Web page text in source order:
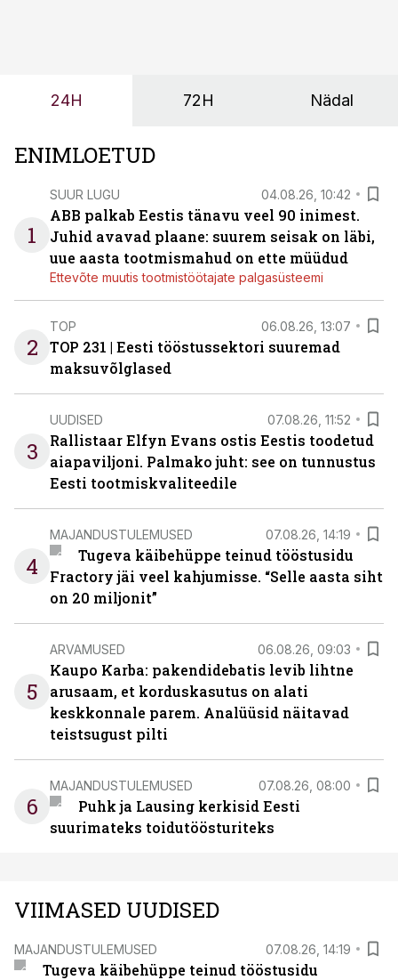
24H 72H Nädal
ENIMLOETUD
1
SUUR LUGU 04.08.26, 10:42
ABB palkab Eestis tänavu veel 90 inimest.
Juhid avavad plaane: suurem seisak on läbi,
uue aasta tootmismahud on ette müüdud
Ettevõte muutis tootmistöötajate palgasüsteemi
2
TOP 06.08.26, 13:07
TOP 231 | Eesti tööstussektori suuremad
maksuvõlglased
3
UUDISED 07.08.26, 11:52
Rallistaar Elfyn Evans ostis Eestis toodetud
aiapaviljoni. Palmako juht: see on tunnustus
Eesti tootmiskvaliteedile
4
MAJANDUSTULEMUSED 07.08.26, 14:19
Tugeva käibehüppe teinud tööstusidu
Fractory jäi veel kahjumisse. “Selle aasta siht
on 20 miljonit”
5
ARVAMUSED 06.08.26, 09:03
Kaupo Karba: pakendidebatis levib lihtne
arusaam, et korduskasutus on alati
keskkonnale parem. Analüüsid näitavad
teistsugust pilti
6
MAJANDUSTULEMUSED 07.08.26, 08:00
Puhk ja Lausing kerkisid Eesti
suurimateks toidutöösturiteks
VIIMASED UUDISED
MAJANDUSTULEMUSED 07.08.26, 14:19
Tugeva käibehüppe teinud tööstusidu